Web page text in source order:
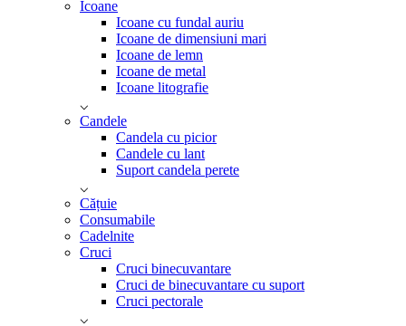
Icoane
Icoane cu fundal auriu
Icoane de dimensiuni mari
Icoane de lemn
Icoane de metal
Icoane litografie
Candele
Candela cu picior
Candele cu lant
Suport candela perete
Cățuie
Consumabile
Cadelnite
Cruci
Cruci binecuvantare
Cruci de binecuvantare cu suport
Cruci pectorale